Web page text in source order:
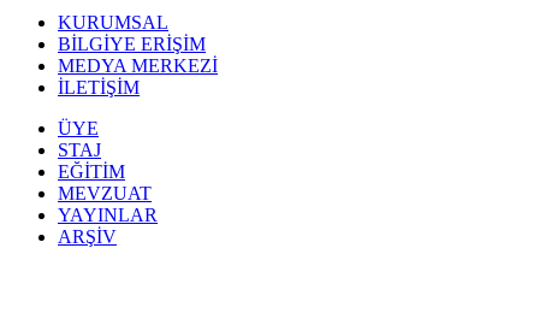
KURUMSAL
BİLGİYE ERİŞİM
MEDYA MERKEZİ
İLETİŞİM
ÜYE
STAJ
EĞİTİM
MEVZUAT
YAYINLAR
ARŞİV